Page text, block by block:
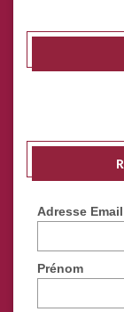
Adresse Email
Prénom